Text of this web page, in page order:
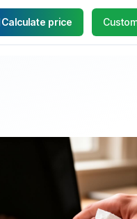
Calculate price